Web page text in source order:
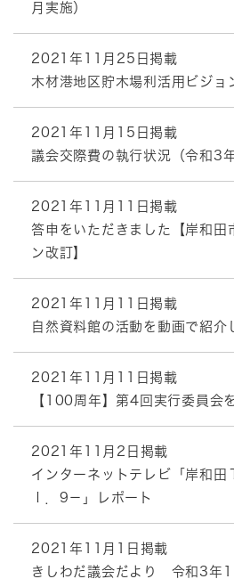
月実施）
2021年11月25日掲載
木材港地区貯木場利活用ビジョ
2021年11月15日掲載
議会交際費の執行状況（令和3
2021年11月11日掲載
答申をいただきました【岸和田
ン改訂】
2021年11月11日掲載
自然資料館の活動を動画で紹介
2021年11月11日掲載
【100周年】第4回実行委員会
2021年11月2日掲載
インターネットテレビ「岸和田
ｌ．9－」レポート
2021年11月1日掲載
きしわだ議会だより 令和3年